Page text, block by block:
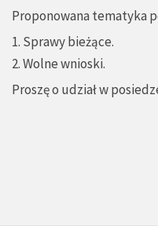
Proponowana tematyka
1. Sprawy bieżące.
2. Wolne wnioski.
Proszę o udział w